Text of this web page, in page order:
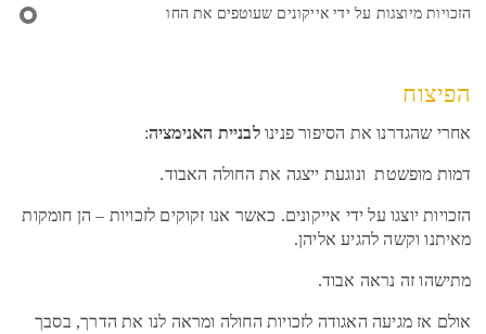
הזכויות מיוצגות על ידי אייקונים שעוטפים את החולה
הפיצוח
אחרי שהגדרנו את הסיפור פנינולבניית האנימציה:
דמות מופשטת ונוגעת ייצגה את החולה האבוד.
הזכויות יוצגו על ידי אייקונים. כאשר אנו זקוקים לזכויות – הן חומקות
מאיתנו וקשה להגיע אליהן.
מתישהו זה נראה אבוד.
אולם אז מגיעה האגודה לזכויות החולה ומראה לנו את הדרך, בסבך